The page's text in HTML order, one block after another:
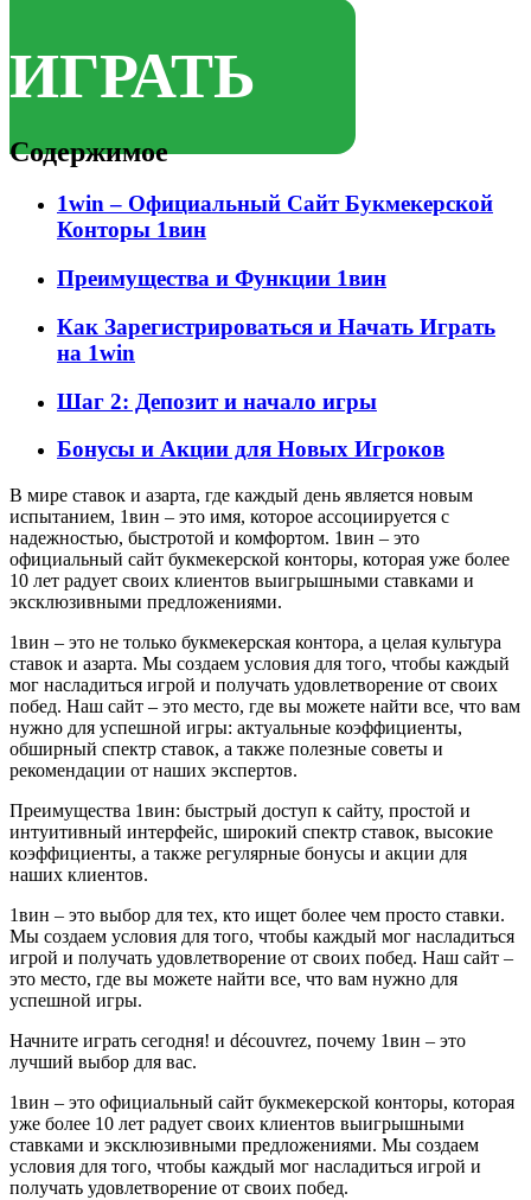
ИГРАТЬ
Содержимое
1win – Официальный Сайт Букмекерской
Конторы 1вин
Преимущества и Функции 1вин
Как Зарегистрироваться и Начать Играть
на 1win
Шаг 2: Депозит и начало игры
Бонусы и Акции для Новых Игроков
В мире ставок и азарта, где каждый день является новым
испытанием, 1вин – это имя, которое ассоциируется с
надежностью, быстротой и комфортом. 1вин – это
официальный сайт букмекерской конторы, которая уже более
10 лет радует своих клиентов выигрышными ставками и
эксклюзивными предложениями.
1вин – это не только букмекерская контора, а целая культура
ставок и азарта. Мы создаем условия для того, чтобы каждый
мог насладиться игрой и получать удовлетворение от своих
побед. Наш сайт – это место, где вы можете найти все, что вам
нужно для успешной игры: актуальные коэффициенты,
обширный спектр ставок, а также полезные советы и
рекомендации от наших экспертов.
Преимущества 1вин: быстрый доступ к сайту, простой и
интуитивный интерфейс, широкий спектр ставок, высокие
коэффициенты, а также регулярные бонусы и акции для
наших клиентов.
1вин – это выбор для тех, кто ищет более чем просто ставки.
Мы создаем условия для того, чтобы каждый мог насладиться
игрой и получать удовлетворение от своих побед. Наш сайт –
это место, где вы можете найти все, что вам нужно для
успешной игры.
Начните играть сегодня! и découvrez, почему 1вин – это
лучший выбор для вас.
1вин – это официальный сайт букмекерской конторы, которая
уже более 10 лет радует своих клиентов выигрышными
ставками и эксклюзивными предложениями. Мы создаем
условия для того, чтобы каждый мог насладиться игрой и
получать удовлетворение от своих побед.